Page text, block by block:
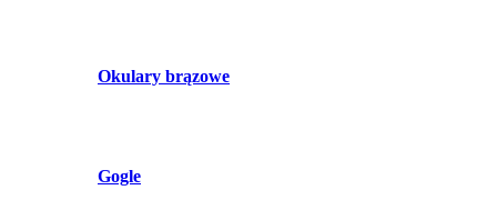
Okulary brązowe
Gogle